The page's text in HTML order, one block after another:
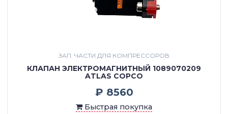
ЗАП. ЧАСТИ ДЛЯ КОМПРЕССОРОВ
КЛАПАН ЭЛЕКТРОМАГНИТНЫЙ 1089070209
ATLAS COPCO
₽ 8560
Быстрая покупка